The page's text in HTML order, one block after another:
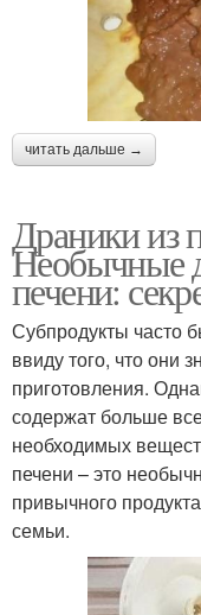
читать дальше →
Драники из
Необычные
печени:
Субпродукты часто
ввиду того, что они
приготовления.
содержат больше
необходимых
печени – это
привычного
семьи.